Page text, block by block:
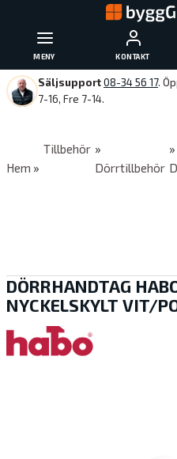
MENY KONTAKT
Säljsupport08-34 56 17.
7-16, Fre 7-14.
Hem »
Tillbehör »
Dörrtillbehör
»
DÖRRHANDTAG
NYCKELSKYLT VIT/